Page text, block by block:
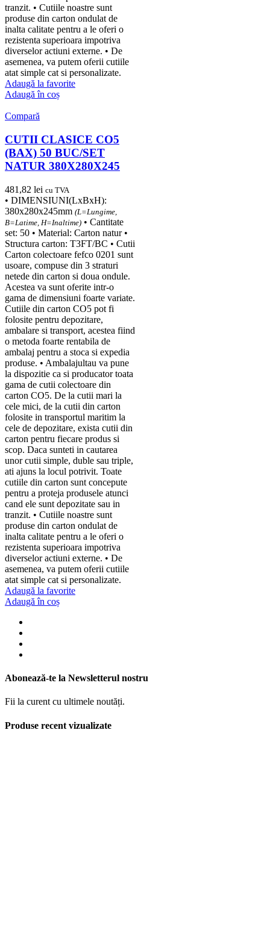
tranzit. • Cutiile noastre sunt
produse din carton ondulat de
inalta calitate pentru a le oferi o
rezistenta superioara impotriva
diverselor actiuni externe. • De
asemenea, va putem oferii cutiile
atat simple cat si personalizate.
Adaugă la favorite
Adaugă în coș
Compară
CUTII CLASICE CO5
(BAX) 50 BUC/SET
NATUR 380X280X245
481,82 lei cu TVA
• DIMENSIUNI(LxBxH):
380x280x245mm (L=Lungime,
B=Latime, H=Inaltime) • Cantitate
set: 50 • Material: Carton natur •
Structura carton: T3FT/BC • Cutii
Carton colectoare fefco 0201 sunt
usoare, compuse din 3 straturi
netede din carton si doua ondule.
Acestea va sunt oferite intr-o
gama de dimensiuni foarte variate.
Cutiile din carton CO5 pot fi
folosite pentru depozitare,
ambalare si transport, acestea fiind
o metoda foarte rentabila de
ambalaj pentru a stoca si expedia
produse. • Ambalajultau va pune
la dispozitie ca si producator toata
gama de cutii colectoare din
carton CO5. De la cutii mari la
cele mici, de la cutii din carton
folosite in transportul maritim la
cele de depozitare, exista cutii din
carton pentru fiecare produs si
scop. Daca sunteti in cautarea
unor cutii simple, duble sau triple,
ati ajuns la locul potrivit. Toate
cutiile din carton sunt concepute
pentru a proteja produsele atunci
cand ele sunt depozitate sau in
tranzit. • Cutiile noastre sunt
produse din carton ondulat de
inalta calitate pentru a le oferi o
rezistenta superioara impotriva
diverselor actiuni externe. • De
asemenea, va putem oferii cutiile
atat simple cat si personalizate.
Adaugă la favorite
Adaugă în coș
Abonează-te la Newsletterul nostru
Fii la curent cu ultimele noutăți.
Produse recent vizualizate